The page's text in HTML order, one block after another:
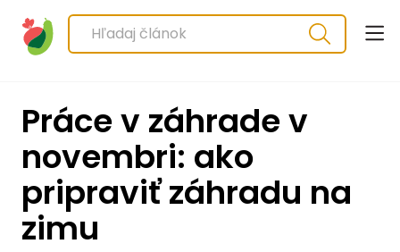
Práce v záhrade v
novembri: ako
pripraviť záhradu na
zimu